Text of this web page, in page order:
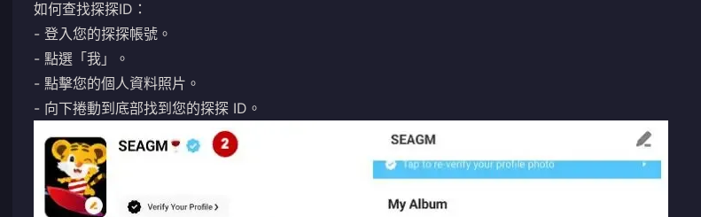
如何查找探探ID：
- 登入您的探探帳號。
- 點選「我」。
- 點擊您的個人資料照片。
- 向下捲動到底部找到您的探探 ID。